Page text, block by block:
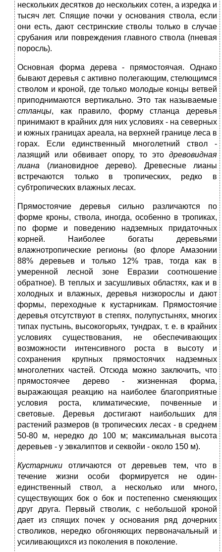
нескольких десятков до нескольких сотен, а изредка и
тысяч лет. Спящие почки у основания ствола, если
они есть, дают сестринские стволы только в случае
срубания или повреждения главного ствола (пневая
поросль).
Основная форма дерева - прямостоячая. Однако
бывают деревья с активно полегающим, стелющимся
стволом и кроной, где только молодые концы ветвей
приподнимаются вертикально. Это так называемые
стланцы, как правило, форму стланца деревья
принимают в крайних для них условиях - на северных
и южных границах ареала, на верхней границе леса в
горах. Если единственный многолетний ствол -
лазящий или обвивает опору, то это древовидная
лиана (лиановидное дерево). Древесные лианы
встречаются только в тропических, редко в
субтропических влажных лесах.
Прямостоячие деревья сильно различаются по
форме кроны, ствола, иногда, особенно в тропиках,
по форме и поведению надземных придаточных
корней. Наиболее богаты деревьями
влажнотропические регионы (во флоре Амазонии
88% деревьев и только 12% трав, тогда как в
умеренной лесной зоне Евразии соотношение
обратное). В теплых и засушливых областях, как и в
холодных и влажных, деревья низкорослы и дают
формы, переходные к кустарникам. Прямостоячие
деревья отсутствуют в степях, полупустынях, многих
типах пустынь, высокогорьях, тундрах, т. е. в крайних
условиях существования, не обеспечивающих
возможности интенсивного роста в высоту и
сохранения крупных прямостоячих надземных
многолетних частей. Отсюда можно заключить, что
прямостоячее дерево - жизненная форма,
выражающая реакцию на наиболее благоприятные
условия роста, климатические, почвенные и
световые. Деревья достигают наибольших для
растений размеров (в тропических лесах - в среднем
50-80 м, нередко до 100 м; максимальная высота
деревьев - у эвкалиптов и секвойи - около 150 м).
Кустарники отличаются от деревьев тем, что в
течение жизни особи формируется не один-
единственный ствол, а несколько или много,
существующих бок о бок и постепенно сменяющих
друг друга. Первый стволик, с небольшой кроной
дает из спящих почек у основания ряд дочерних
стволиков, нередко обгоняющих первоначальный и
усиливающихся из поколения в поколение.